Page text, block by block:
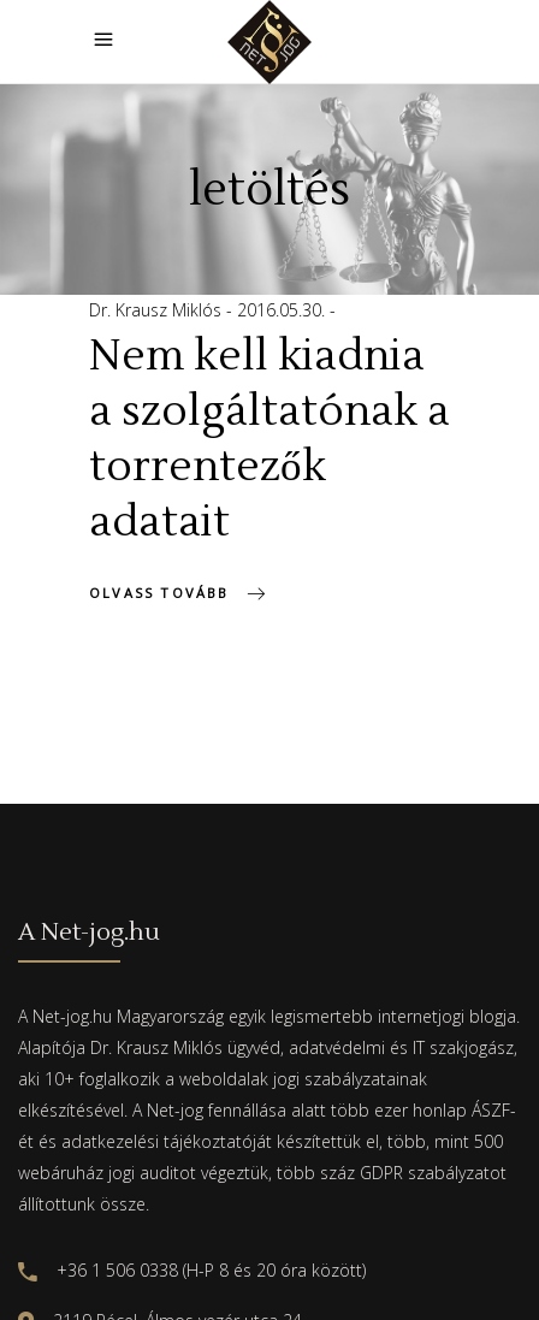
letöltés
Dr. Krausz Miklós 2016.05.30.
Nem kell kiadnia
a szolgáltatónak a
torrentezők
adatait
OLVASS TOVÁBB
A Net-jog.hu
A Net-jog.hu Magyarország egyik legismertebb internetjogi blogja.
Alapítója Dr. Krausz Miklós ügyvéd, adatvédelmi és IT szakjogász,
aki 10+ foglalkozik a weboldalak jogi szabályzatainak
elkészítésével. A Net-jog fennállása alatt több ezer honlap ÁSZF-
ét és adatkezelési tájékoztatóját készítettük el, több, mint 500
webáruház jogi auditot végeztük, több száz GDPR szabályzatot
állítottunk össze.
+36 1 506 0338 (H-P 8 és 20 óra között)